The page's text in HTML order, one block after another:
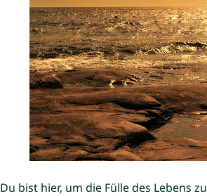
Du bist hier, um die Fülle des Lebens